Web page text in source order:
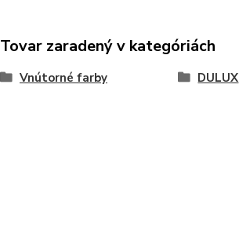
Tovar zaradený v kategóriách
Vnútorné farby DULUX